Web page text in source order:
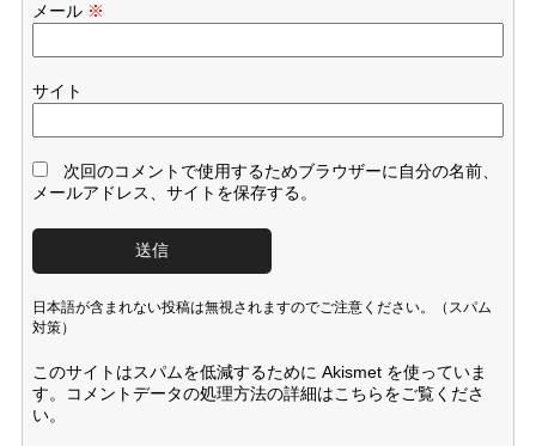
メール ※
サイト
次回のコメントで使用するためブラウザーに自分の名前、
メールアドレス、サイトを保存する。
日本語が含まれない投稿は無視されますのでご注意ください。（スパム
対策）
このサイトはスパムを低減するために Akismet を使っていま
す。
コメントデータの処理方法の詳細はこちらをご覧くださ
い。